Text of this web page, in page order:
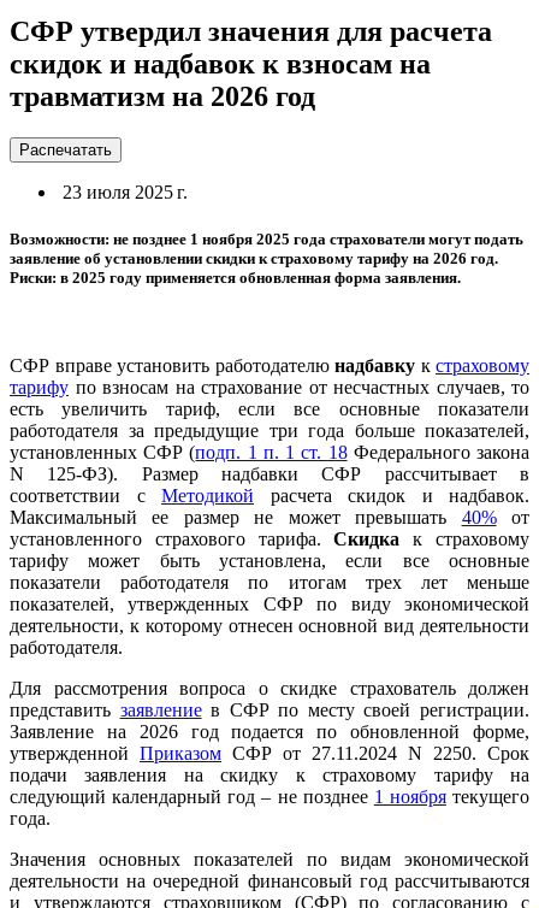
СФР утвердил значения для расчета
скидок и надбавок к взносам на
травматизм на 2026 год
Распечатать
23 июля 2025 г.
Возможности: не позднее 1 ноября 2025 года страхователи могут подать
заявление об установлении скидки к страховому тарифу на 2026 год.
Риски: в 2025 году применяется обновленная форма заявления.
СФР вправе установить работодателю надбавку к страховому
тарифу по взносам на страхование от несчастных случаев, то
есть увеличить тариф, если все основные показатели
работодателя за предыдущие три года больше показателей,
установленных СФР (подп. 1 п. 1 ст. 18Федерального закона
N 125-ФЗ). Размер надбавки СФР рассчитывает в
соответствии с Методикой расчета скидок и надбавок.
Максимальный ее размер не может превышать 40%от
установленного страхового тарифа.Скидка к страховому
тарифу может быть установлена, если все основные
показатели работодателя по итогам трех лет меньше
показателей, утвержденных СФР по виду экономической
деятельности, к которому отнесен основной вид деятельности
работодателя.
Для рассмотрения вопроса о скидке страхователь должен
представить заявлениев СФР по месту своей регистрации.
Заявление на 2026 год подается по обновленной форме,
утвержденной Приказом СФР от 27.11.2024 N 2250. Срок
подачи заявления на скидку к страховому тарифу на
следующий календарный год – не позднее 1 ноябрятекущего
года.
Значения основных показателей по видам экономической
деятельности на очередной финансовый год рассчитываются
и утверждаются страховщиком (СФР) по согласованию с